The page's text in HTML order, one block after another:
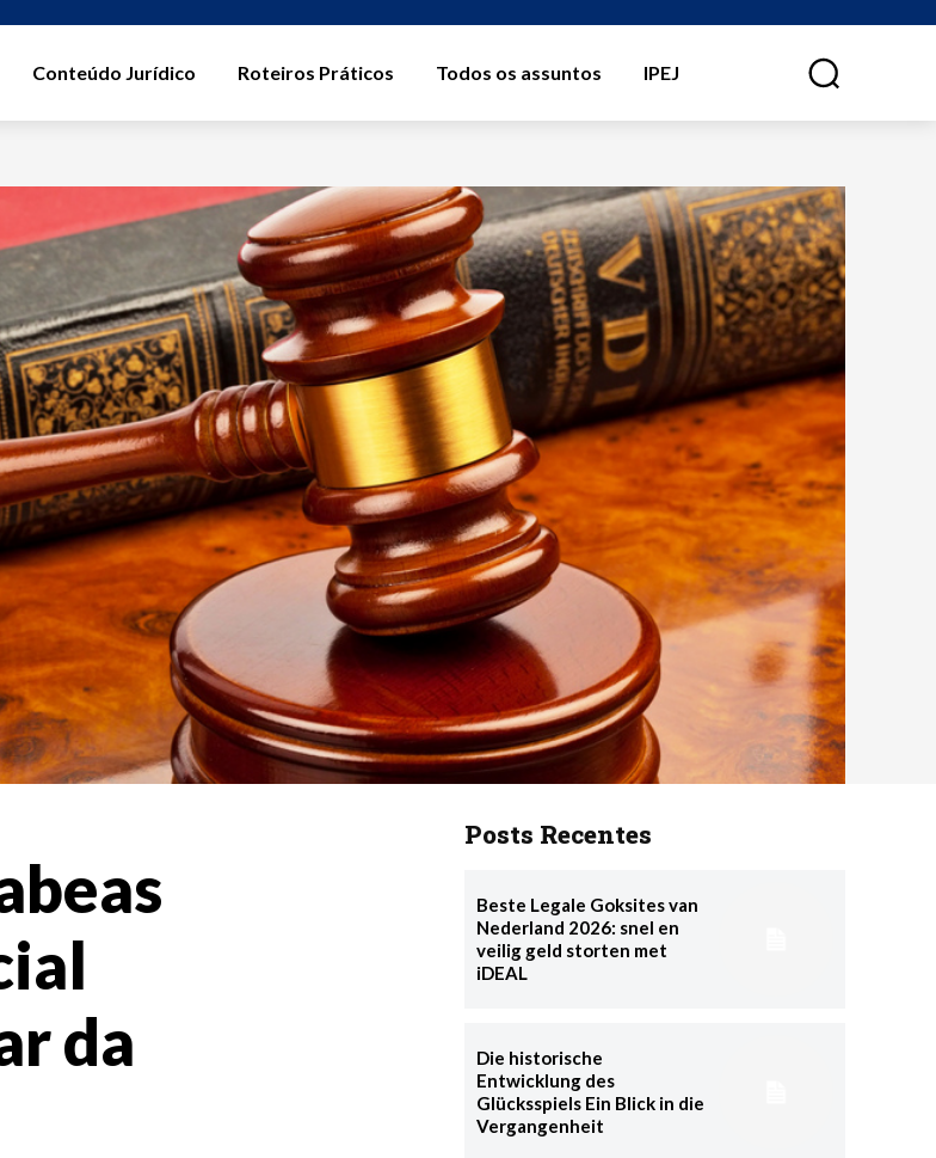
Conteúdo Jurídico Roteiros Práticos Todos os assuntos IPEJ
da
Posts Recentes
Beste Legale Goksites van
Nederland 2026: snel en
veilig geld storten met
iDEAL
Die historische
Entwicklung des
Glücksspiels Ein Blick in die
Vergangenheit